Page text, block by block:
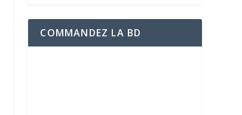
COMMANDEZ LA BD